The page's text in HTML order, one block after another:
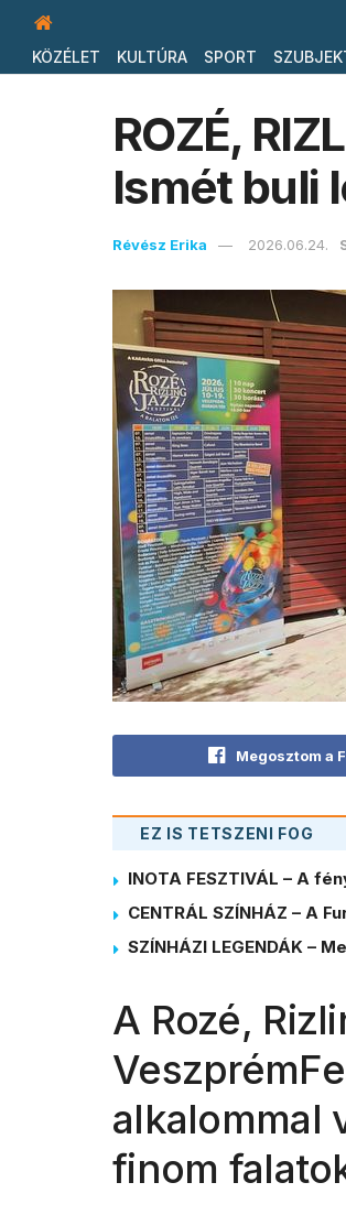
KÖZÉLET KULTÚRA SPORT
ROZÉ,
Ismét buli
Révész Erika 2026.06.24.
Megosztom a
EZ IS TETSZENI FOG
INOTA FESZTIVÁL – A
CENTRÁL SZÍNHÁZ – A
SZÍNHÁZI LEGENDÁK –
A Rozé,
alkalommal
finom